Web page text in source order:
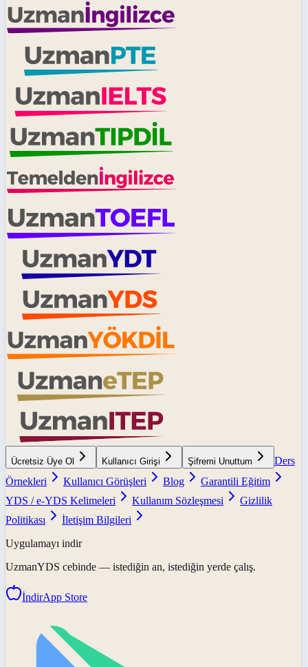
Ücretsiz Üye Ol Kullanıcı Girişi Şifremi Unuttum
Ders
Örnekleri
Kullanıcı Görüşleri Blog
Garantili Eğitim
YDS / e-YDS Kelimeleri
Kullanım Sözleşmesi
Gizlilik
Politikası
İletişim Bilgileri
Uygulamayı indir
UzmanYDS cebinde — istediğin an, istediğin yerde çalış.
İndirApp Store